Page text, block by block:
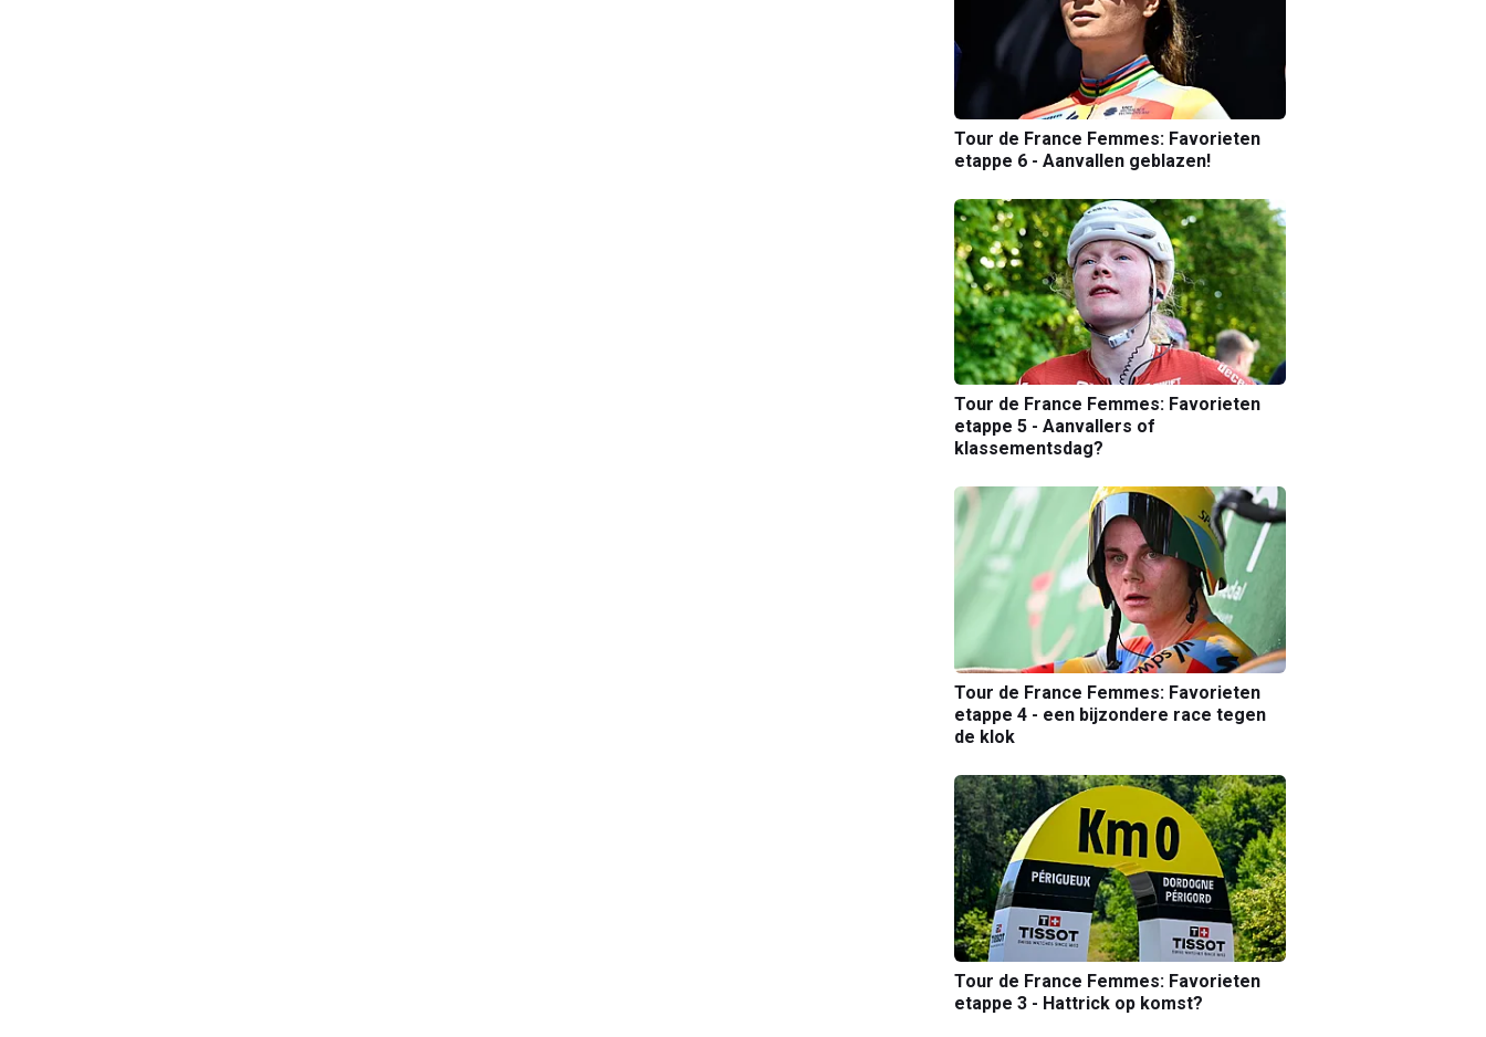
Tour de France Femmes: Favorieten
etappe 6 - Aanvallen geblazen!
Tour de France Femmes: Favorieten
etappe 5 - Aanvallers of
klassementsdag?
Tour de France Femmes: Favorieten
etappe 4 - een bijzondere race tegen
de klok
Tour de France Femmes: Favorieten
etappe 3 - Hattrick op komst?